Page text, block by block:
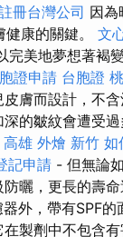
冊台灣公司 因為
康的關鍵。 文
完美地夢想著褐
證申請 台胞證
膚而設計，不
的皺紋會遭受過
高雄 外燴 新竹 如
記申請 - 但無論
曬，更長的壽
外，帶有SPF
製劑中不包含有